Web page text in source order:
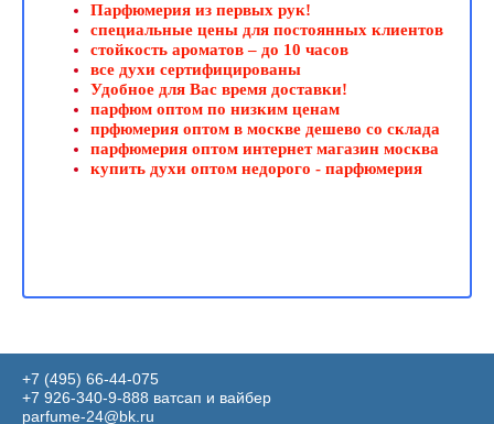
Парфюмерия из первых рук!
специальные цены для постоянных клиентов
стойкость ароматов – до 10 часов
все духи сертифицированы
Удобное для Вас время доставки!
парфюм оптом по низким ценам
прфюмерия оптом в москве дешево со склада
парфюмерия оптом интернет магазин москва
купить духи оптом недорого - парфюмерия
+7 (495) 66-44-075
+7 926-340-9-888 ватсап и вайбер
parfume-24@bk.ru